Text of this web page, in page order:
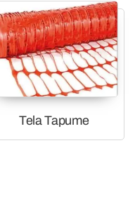
Tela Tapume